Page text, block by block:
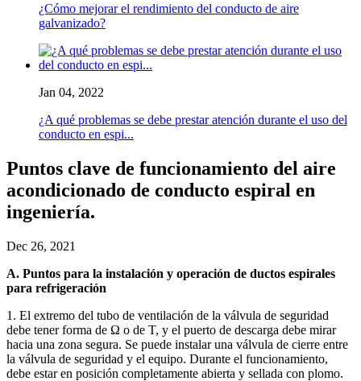
¿Cómo mejorar el rendimiento del conducto de aire
galvanizado?
Jan 04, 2022
¿A qué problemas se debe prestar atención durante el uso del
conducto en espi...
Puntos clave de funcionamiento del aire
acondicionado de conducto espiral en
ingeniería.
Dec 26, 2021
A. Puntos para la instalación y operación de ductos espirales
para refrigeración
1. El extremo del tubo de ventilación de la válvula de seguridad
debe tener forma de Ω o de T, y el puerto de descarga debe mirar
hacia una zona segura. Se puede instalar una válvula de cierre entre
la válvula de seguridad y el equipo. Durante el funcionamiento,
debe estar en posición completamente abierta y sellada con plomo.